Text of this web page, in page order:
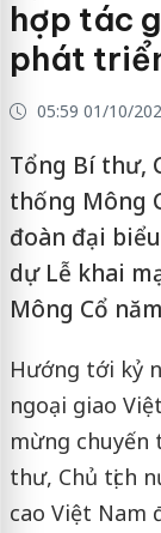
hợp tác
phát
05:59 01/10/
Tổng Bí thư,
thống Mông
đoàn đại
dự Lễ khai
Mông Cổ
Hướng tới kỷ
ngoại giao
mừng chuyến
thư, Chủ tịch
cao Việt Nam